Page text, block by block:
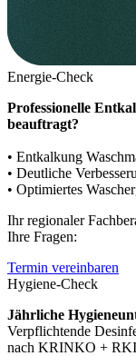
Energie-Check
Professionelle
beauftragt?
• Entkalkung
• Deutliche
• Optimiertes
Ihr regionaler
Ihre Fragen:
Termin vereinbaren
Hygiene-Check
Jährliche
Verpflichtende
nach KRINKO + RKI